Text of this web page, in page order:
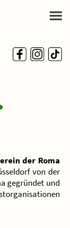
der Roma
von der
gegründet und